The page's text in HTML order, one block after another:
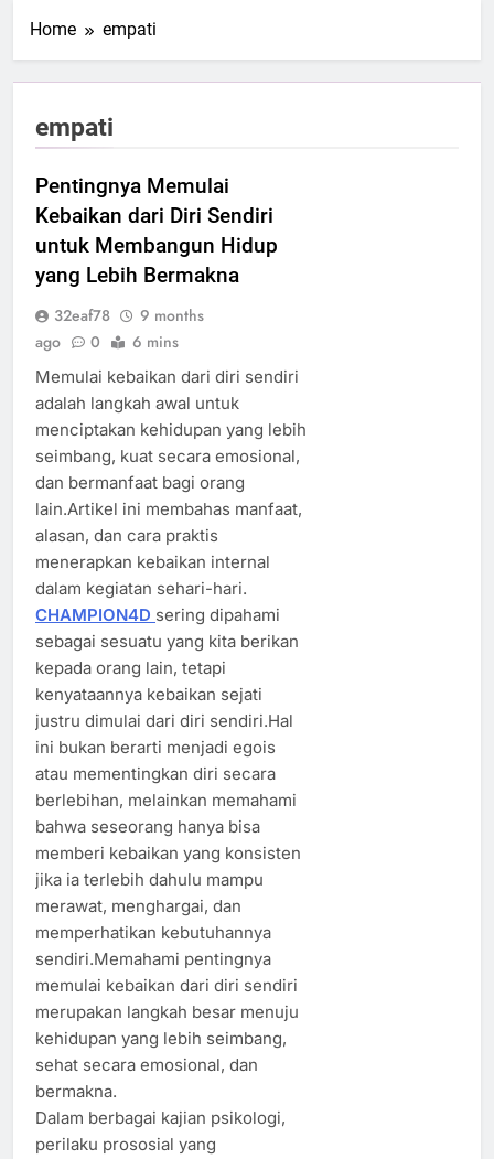
Home empati
empati
Pentingnya Memulai
Kebaikan dari Diri Sendiri
untuk Membangun Hidup
yang Lebih Bermakna
32eaf78
9 months
ago
0 6 mins
Memulai kebaikan dari diri sendiri
adalah langkah awal untuk
menciptakan kehidupan yang lebih
seimbang, kuat secara emosional,
dan bermanfaat bagi orang
lain.Artikel ini membahas manfaat,
alasan, dan cara praktis
menerapkan kebaikan internal
dalam kegiatan sehari-hari.
CHAMPION4D sering dipahami
sebagai sesuatu yang kita berikan
kepada orang lain, tetapi
kenyataannya kebaikan sejati
justru dimulai dari diri sendiri.Hal
ini bukan berarti menjadi egois
atau mementingkan diri secara
berlebihan, melainkan memahami
bahwa seseorang hanya bisa
memberi kebaikan yang konsisten
jika ia terlebih dahulu mampu
merawat, menghargai, dan
memperhatikan kebutuhannya
sendiri.Memahami pentingnya
memulai kebaikan dari diri sendiri
merupakan langkah besar menuju
kehidupan yang lebih seimbang,
sehat secara emosional, dan
bermakna.
Dalam berbagai kajian psikologi,
perilaku prososial yang